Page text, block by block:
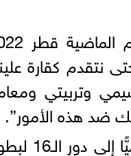
نتقدم كقارة
ضد هذه الأمور”.
تأهل